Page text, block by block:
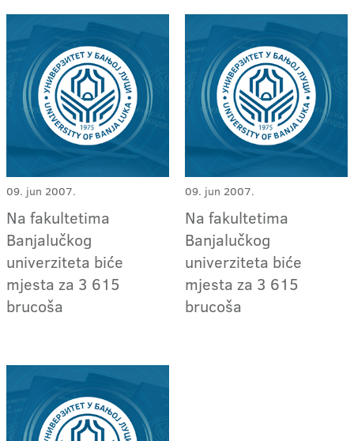
09. jun 2007.
Na fakultetima
Banjalučkog
univerziteta biće
mjesta za 3 615
brucoša
09. jun 2007.
Na fakultetima
Banjalučkog
univerziteta biće
mjesta za 3 615
brucoša